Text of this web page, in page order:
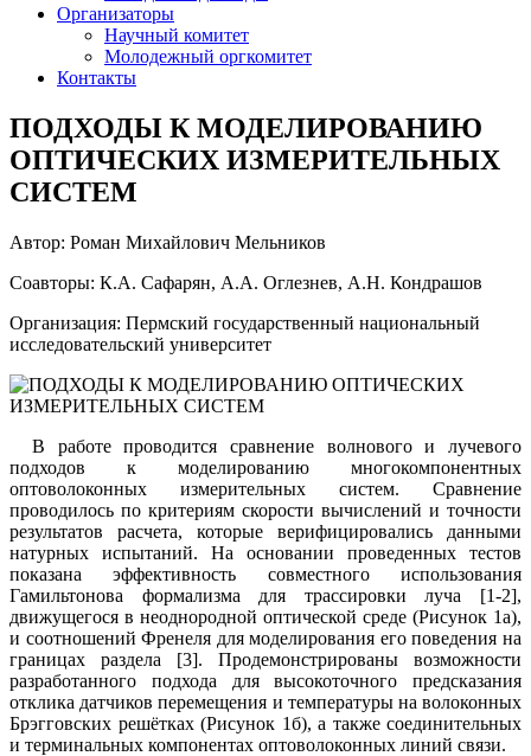
Организаторы
Научный комитет
Молодежный оргкомитет
Контакты
ПОДХОДЫ К МОДЕЛИРОВАНИЮ
ОПТИЧЕСКИХ ИЗМЕРИТЕЛЬНЫХ
СИСТЕМ
Автор: Роман Михайлович Мельников
Соавторы: К.А. Сафарян, А.А. Оглезнев, А.Н. Кондрашов
Организация: Пермский государственный национальный
исследовательский университет
В работе проводится сравнение волнового и лучевого
подходов к моделированию многокомпонентных
оптоволоконных измерительных систем. Сравнение
проводилось по критериям скорости вычислений и точности
результатов расчета, которые верифицировались данными
натурных испытаний. На основании проведенных тестов
показана эффективность совместного использования
Гамильтонова формализма для трассировки луча [1-2],
движущегося в неоднородной оптической среде (Рисунок 1а),
и соотношений Френеля для моделирования его поведения на
границах раздела [3]. Продемонстрированы возможности
разработанного подхода для высокоточного предсказания
отклика датчиков перемещения и температуры на волоконных
Брэгговских решётках (Рисунок 1б), а также соединительных
и терминальных компонентах оптоволоконных линий связи.